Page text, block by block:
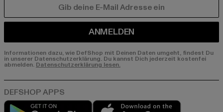
ANMELDEN
Informationen dazu, wie DefShop mit Deinen Daten umgeht, findest Du
in unserer Datenschutzerklärung. Du kannst Dich jederzeit kostenfei
abmelden. Datenschutzerklärung lesen.
Play market